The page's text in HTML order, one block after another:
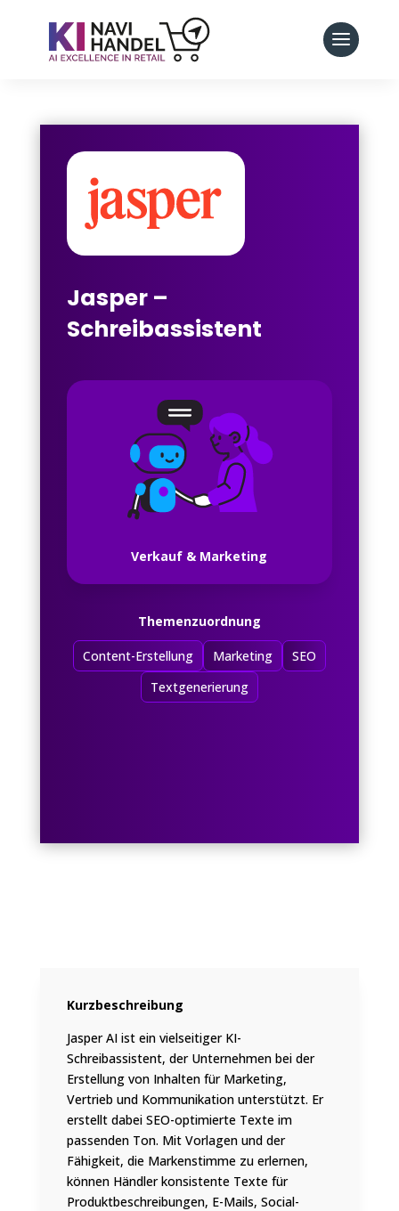
Jasper –
Schreibassistent
Verkauf & Marketing
Themenzuordnung
Content-Erstellung Marketing
SEO
Textgenerierung
Kurzbeschreibung
Jasper AI ist ein vielseitiger KI-
Schreibassistent, der Unternehmen bei der
Erstellung von Inhalten für Marketing,
Vertrieb und Kommunikation unterstützt. Er
erstellt dabei SEO-optimierte Texte im
passenden Ton. Mit Vorlagen und der
Fähigkeit, die Markenstimme zu erlernen,
können Händler konsistente Texte für
Produktbeschreibungen, E-Mails, Social-